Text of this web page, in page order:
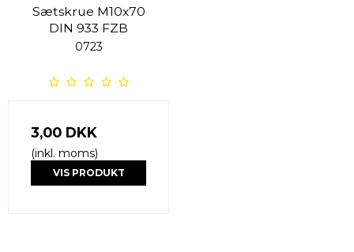
Sætskrue M10x70
DIN 933 FZB
0723
3,00 DKK
(inkl. moms)
VIS PRODUKT